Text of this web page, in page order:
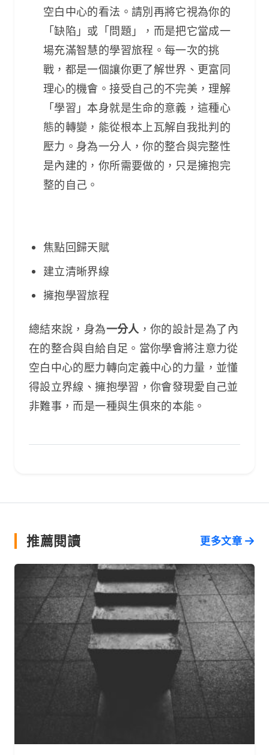
空白中心的看法。請別再將它視為你的
「缺陷」或「問題」，而是把它當成一
場充滿智慧的學習旅程。每一次的挑
戰，都是一個讓你更了解世界、更富同
理心的機會。接受自己的不完美，理解
「學習」本身就是生命的意義，這種心
態的轉變，能從根本上瓦解自我批判的
壓力。身為一分人，你的整合與完整性
是內建的，你所需要做的，只是擁抱完
整的自己。
焦點回歸天賦
建立清晰界線
擁抱學習旅程
總結來說，身為一分人，你的設計是為了內
在的整合與自給自足。當你學會將注意力從
空白中心的壓力轉向定義中心的力量，並懂
得設立界線、擁抱學習，你會發現愛自己並
非難事，而是一種與生俱來的本能。
推薦閱讀 更多文章